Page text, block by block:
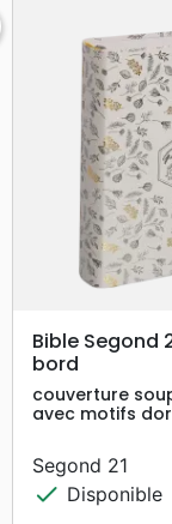
search
Bible Segond
bord
couverture
avec motifs
Segond 21
check Disponible